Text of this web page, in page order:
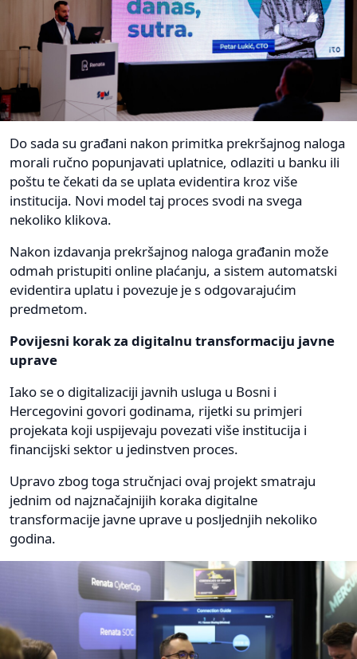
Do sada su građani nakon primitka prekršajnog naloga
morali ručno popunjavati uplatnice, odlaziti u banku ili
poštu te čekati da se uplata evidentira kroz više
institucija. Novi model taj proces svodi na svega
nekoliko klikova.
Nakon izdavanja prekršajnog naloga građanin može
odmah pristupiti online plaćanju, a sistem automatski
evidentira uplatu i povezuje je s odgovarajućim
predmetom.
Povijesni korak za digitalnu transformaciju javne
uprave
Iako se o digitalizaciji javnih usluga u Bosni i
Hercegovini govori godinama, rijetki su primjeri
projekata koji uspijevaju povezati više institucija i
financijski sektor u jedinstven proces.
Upravo zbog toga stručnjaci ovaj projekt smatraju
jednim od najznačajnijih koraka digitalne
transformacije javne uprave u posljednjih nekoliko
godina.